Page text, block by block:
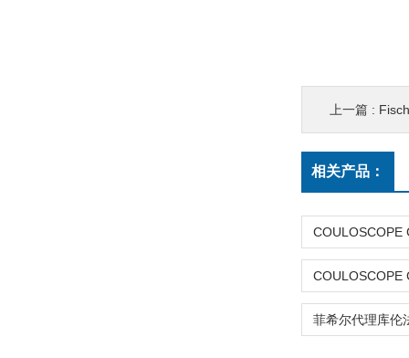
上一篇 :
相关产品：